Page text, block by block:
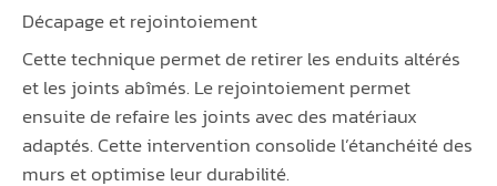
Décapage et rejointoiement
Cette technique permet de retirer les enduits altérés
et les joints abîmés. Le rejointoiement permet
ensuite de refaire les joints avec des matériaux
adaptés. Cette intervention consolide l’étanchéité des
murs et optimise leur durabilité.